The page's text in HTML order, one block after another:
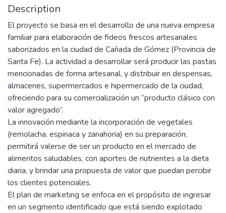
Description
El proyecto se basa en el desarrollo de una nueva empresa
familiar para elaboración de fideos frescos artesanales
saborizados en la ciudad de Cañada de Gómez (Provincia de
Santa Fe). La actividad a desarrollar será producir las pastas
mencionadas de forma artesanal, y distribuir en despensas,
almacenes, supermercados e hipermercado de la ciudad,
ofreciendo para su comercialización un “producto clásico con
valor agregado”.
La innovación mediante la incorporación de vegetales
(remolacha, espinaca y zanahoria) en su preparación,
permitirá valerse de ser un producto en el mercado de
alimentos saludables, con aportes de nutrientes a la dieta
diaria, y brindar una propuesta de valor que puedan percibir
los clientes potenciales.
El plan de marketing se enfoca en el propósito de ingresar
en un segmento identificado que está siendo explotado